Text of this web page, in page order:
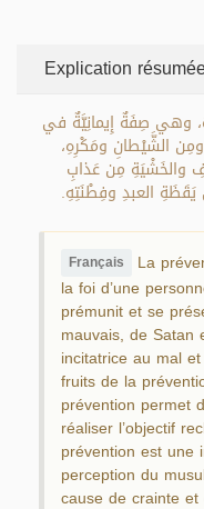
Explication
وهي صِفَةٌ إِيمانِيَّةٌ في
الشَّيْطانِ ومَكْرِهِ،
والخَشْيَةِ مِن عَذابِ
يَقَظَةِ العبدِ وفِطْنَتِهِ.
Français
La
la foi d’une
prémunit et se
mauvais, de
incitatrice au mal
fruits de la
prévention permet
réaliser l’objectif
prévention est une
perception du
cause de crainte